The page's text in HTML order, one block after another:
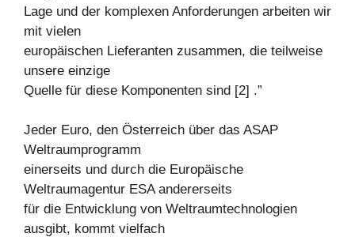
Lage und der komplexen Anforderungen arbeiten wir
mit vielen
europäischen Lieferanten zusammen, die teilweise
unsere einzige
Quelle für diese Komponenten sind [2] .”
Jeder Euro, den Österreich über das ASAP
Weltraumprogramm
einerseits und durch die Europäische
Weltraumagentur ESA andererseits
für die Entwicklung von Weltraumtechnologien
ausgibt, kommt vielfach